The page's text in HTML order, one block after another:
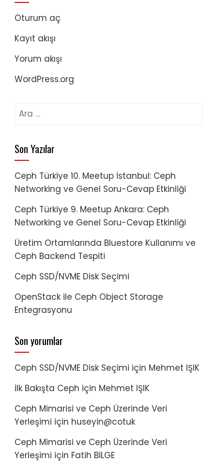
Oturum aç
Kayıt akışı
Yorum akışı
WordPress.org
Arama:
Son Yazılar
Ceph Türkiye 10. Meetup İstanbul: Ceph
Networking ve Genel Soru-Cevap Etkinliği
Ceph Türkiye 9. Meetup Ankara: Ceph
Networking ve Genel Soru-Cevap Etkinliği
Üretim Ortamlarında Bluestore Kullanımı ve
Ceph Backend Tespiti
Ceph SSD/NVME Disk Seçimi
OpenStack ile Ceph Object Storage
Entegrasyonu
Son yorumlar
Ceph SSD/NVME Disk Seçimi için Mehmet IŞIK
İlk Bakışta Ceph için Mehmet IŞIK
Ceph Mimarisi ve Ceph Üzerinde Veri
Yerleşimi için huseyin@cotuk
Ceph Mimarisi ve Ceph Üzerinde Veri
Yerleşimi için Fatih BİLGE